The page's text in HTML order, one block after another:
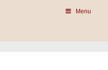
Menu